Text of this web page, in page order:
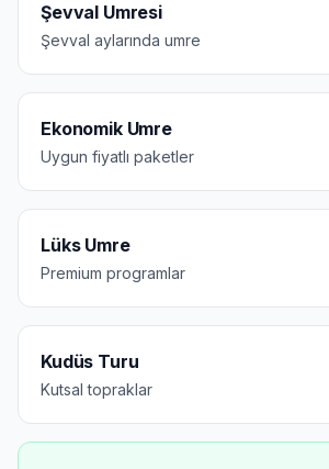
Şevval Umresi
Şevval aylarında umre
Ekonomik Umre
Uygun fiyatlı paketler
Lüks Umre
Premium programlar
Kudüs Turu
Kutsal topraklar